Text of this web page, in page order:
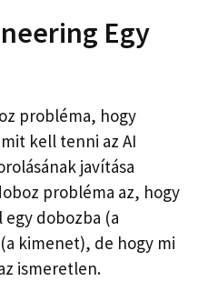
Egy
probléma, hogy
kell tenni az AI
javítása
probléma az, hogy
dobozba (a
kimenet), de hogy mi
ismeretlen.